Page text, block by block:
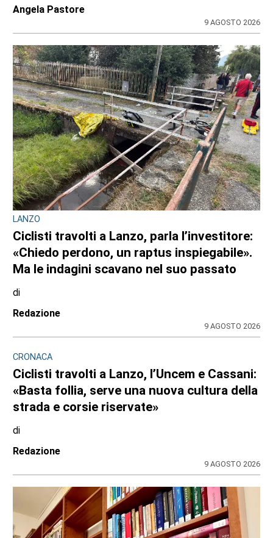
Angela Pastore
9 AGOSTO 2026
LANZO
Ciclisti travolti a Lanzo, parla l’investitore:
«Chiedo perdono, un raptus inspiegabile».
Ma le indagini scavano nel suo passato
di
Redazione
9 AGOSTO 2026
CRONACA
Ciclisti travolti a Lanzo, l’Uncem e Cassani:
«Basta follia, serve una nuova cultura della
strada e corsie riservate»
di
Redazione
9 AGOSTO 2026